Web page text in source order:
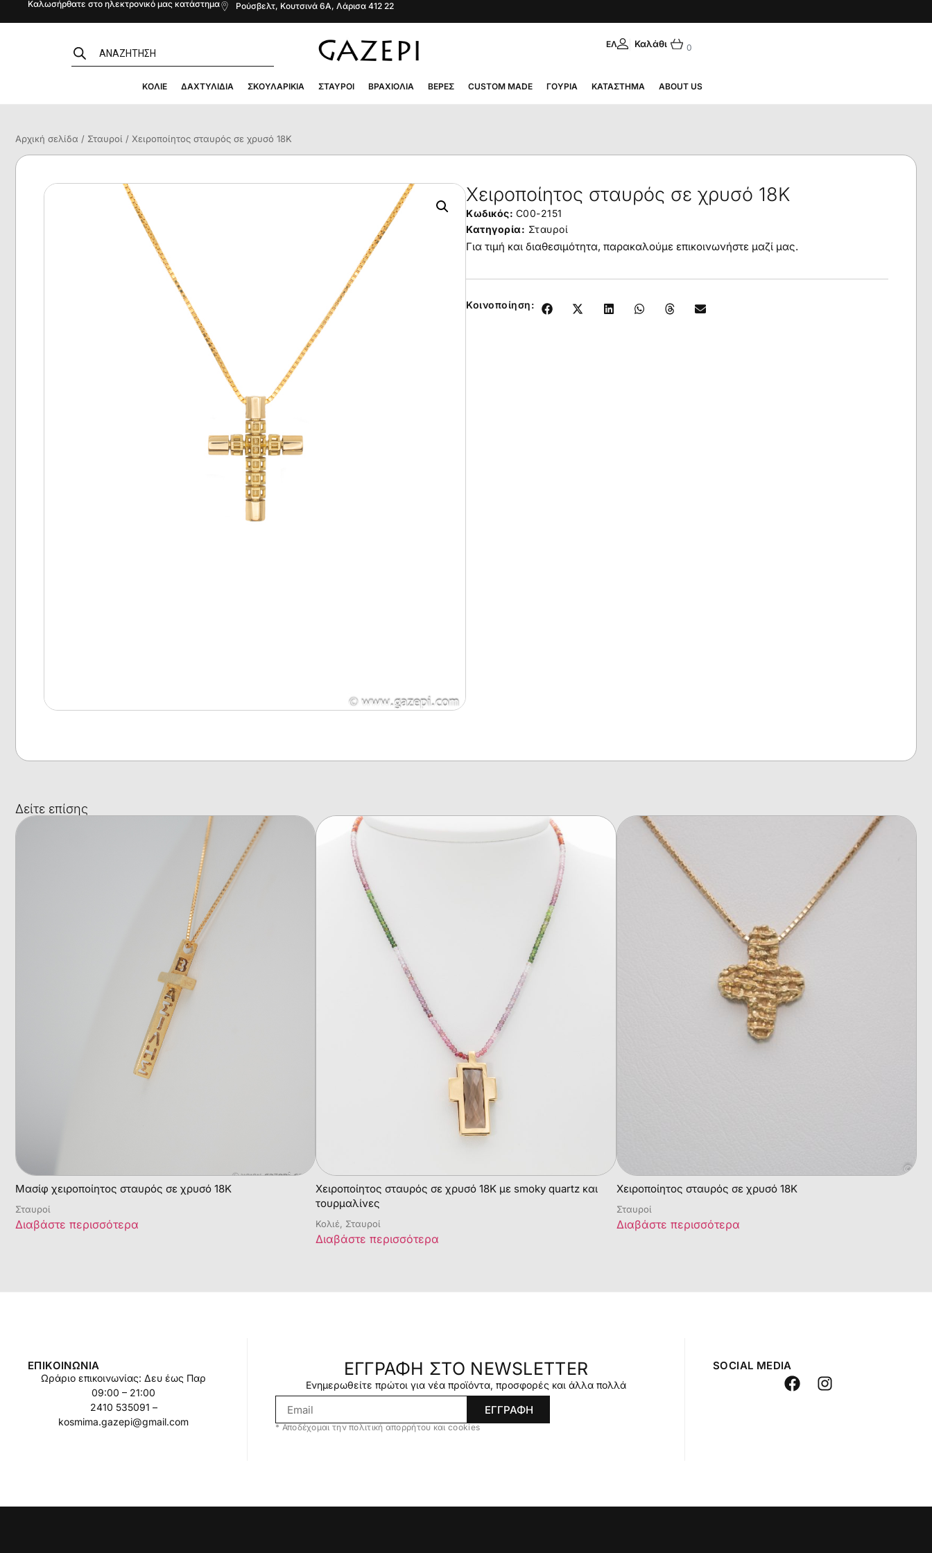
Καλωσήρθατε στο ηλεκτρονικό μας κατάστημα Ρούσβελτ, Κουτσινά 6Α, Λάρισα 412 22
ΕΛΛΗΝΙΚΆ 0
ΚΟΛΙΈ ΔΑΧΤΥΛΊΔΙΑ ΣΚΟΥΛΑΡΊΚΙΑ ΣΤΑΥΡΟΊ ΒΡΑΧΙΌΛΙΑ ΒΈΡΕΣ CUSTOM MADE ΓΟΎΡΙΑ ΚΑΤΆΣΤΗΜΑ ABOUT US
Αρχική σελίδα / Σταυροί / Χειροποίητος σταυρός σε χρυσό 18Κ
Χειροποίητος σταυρός σε χρυσό 18Κ
Κωδικός: C00-2151
Κατηγορία: Σταυροί
Για τιμή και διαθεσιμότητα, παρακαλούμε επικοινωνήστε μαζί μας.
Κοινοποίηση:
Δείτε επίσης
Μασίφ χειροποίητος σταυρός σε χρυσό 18Κ
Σταυροί
Διαβάστε περισσότερα
Χειροποίητος σταυρός σε χρυσό 18Κ με smoky quartz και
τουρμαλίνες
Κολιέ, Σταυροί
Διαβάστε περισσότερα
Χειροποίητος σταυρός σε χρυσό 18Κ
Σταυροί
Διαβάστε περισσότερα
ΕΠΙΚΟΙΝΩΝΊΑ
Ωράριο επικοινωνίας: Δευ έως Παρ
09:00 – 21:00
2410 535091 –
kosmima.gazepi@gmail.com
ΕΓΓΡΑΦΗ ΣΤΟ NEWSLETTER
Ενημερωθείτε πρώτοι για νέα προϊόντα, προσφορές και άλλα πολλά
ΕΓΓΡΑΦΗ
* Αποδέχομαι την πολιτική απορρήτου και cookies
SOCIAL MEDIA